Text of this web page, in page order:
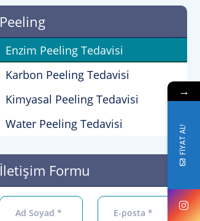
Peeling
Enzim Peeling Tedavisi
Karbon Peeling Tedavisi
Kimyasal Peeling Tedavisi
Water Peeling Tedavisi
İletişim Formu
→
FİYAT AL!